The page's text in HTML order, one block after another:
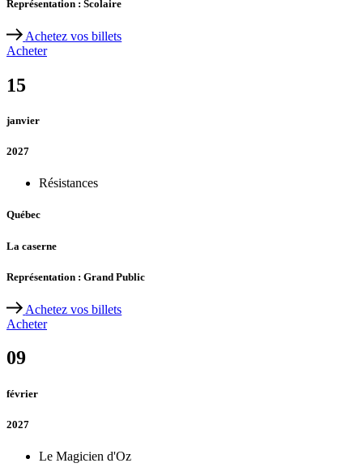
Représentation : Scolaire
Achetez vos billets
Acheter
15
janvier
2027
Résistances
Québec
La caserne
Représentation : Grand Public
Achetez vos billets
Acheter
09
février
2027
Le Magicien d'Oz